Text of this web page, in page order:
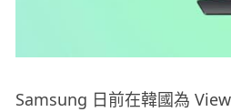
Samsung 日前在韓國為